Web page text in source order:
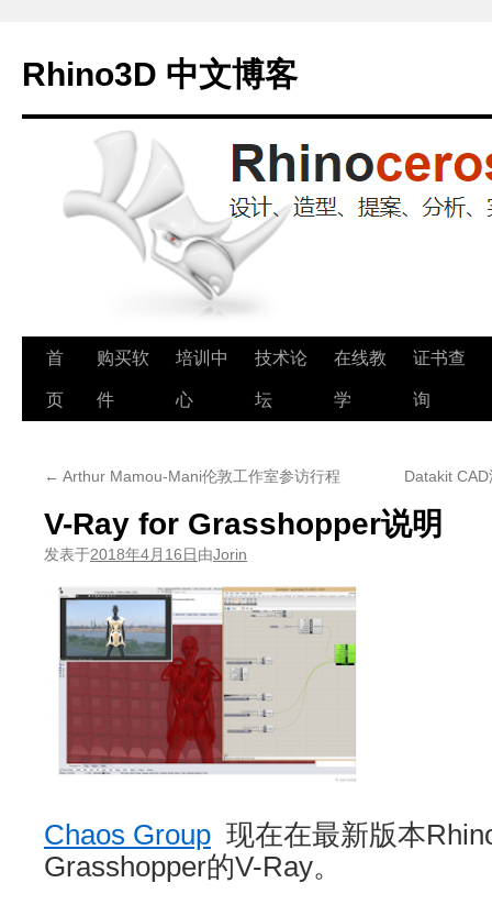
Rhino3D 中文博客
跳
至
首
页
购买软
件
培训中
心
技术论
坛
在线教
学
证书查
询
← Arthur Mamou-Mani伦敦工作室参访行程 Datakit
V-Ray for Grasshopper说明
发表于2018年4月16日由Jorin
Chaos Group 现在在最新版本
Grasshopper的V-Ray。